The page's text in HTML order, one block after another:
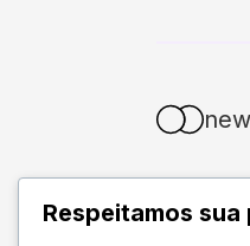
Respeitamos